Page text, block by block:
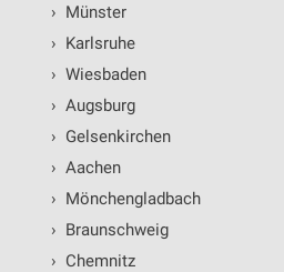
› Münster
› Karlsruhe
› Wiesbaden
› Augsburg
› Gelsenkirchen
› Aachen
› Mönchengladbach
› Braunschweig
› Chemnitz